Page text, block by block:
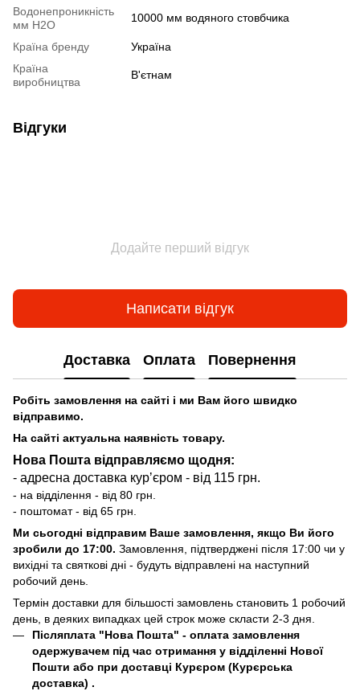
Водонепроникність
мм H2O
10000 мм водяного стовбчика
Країна бренду
Україна
Країна
виробництва
В'єтнам
Відгуки
Додайте перший відгук
Написати відгук
Доставка Оплата Повернення
Робіть замовлення на сайті і ми Вам його швидко
відправимо.
На сайті актуальна наявність товару.
Нова Пошта відправляємо щодня:
- адресна доставка курʼєром - від 115 грн.
- на відділення - від 80 грн.
- поштомат - від 65 грн.
Ми сьогодні відправим Ваше замовлення, якщо Ви його
зробили до 17:00. Замовлення, підтверджені після 17:00 чи у
вихідні та святкові дні - будуть відправлені на наступний
робочий день.
Термін доставки для більшості замовлень становить 1 робочий
день, в деяких випадках цей строк може скласти 2-3 дня.
Післяплата "Нова Пошта" - оплата замовлення
одержувачем під час отримання у відділенні Нової
Пошти або при доставці Курєром (Курєрська
доставка) .